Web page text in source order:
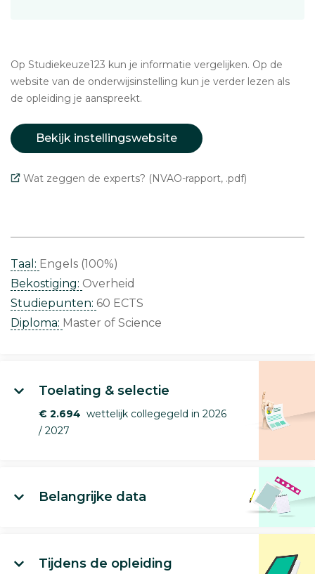
Op Studiekeuze123 kun je informatie vergelijken. Op de
website van de onderwijsinstelling kun je verder lezen als
de opleiding je aanspreekt.
Bekijk instellingswebsite
Wat zeggen de experts? (NVAO-rapport, .pdf)
Taal: Engels (100%)
Bekostiging: Overheid
Studiepunten: 60 ECTS
Diploma: Master of Science
Toelating & selectie
€ 2.694 wettelijk collegegeld in 2026
/ 2027
Belangrijke data
Tijdens de opleiding